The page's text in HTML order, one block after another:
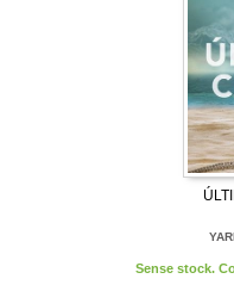
Sense stock.